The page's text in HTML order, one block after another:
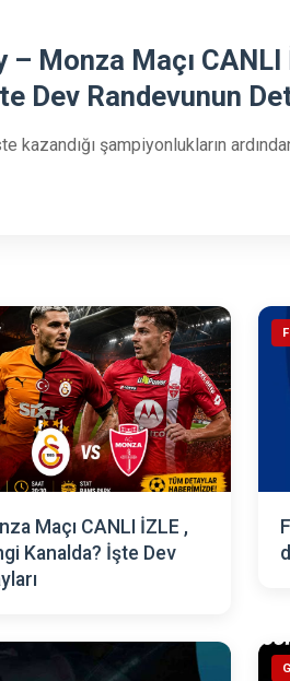
– Monza Maçı
Dev Randevunun
kazandığı şampiyonlukların
Maçı CANLI İZLE ,
Kanalda? İşte Dev